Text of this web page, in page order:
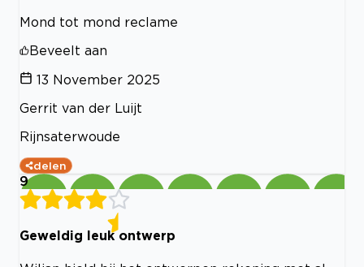
Mond tot mond reclame
Beveelt aan
13 November 2025
Gerrit van der Luijt
Rijnsaterwoude
delen
9
Geweldig leuk ontwerp